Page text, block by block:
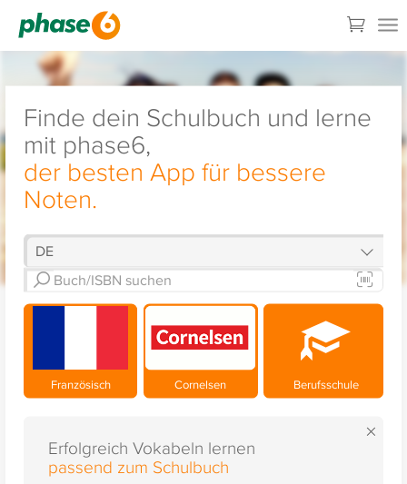
Finde dein Schulbuch und lerne
mit phase6,
der besten App für bessere
Noten.
Französisch Cornelsen Berufsschule
×
Erfolgreich Vokabeln lernen
passend zum Schulbuch